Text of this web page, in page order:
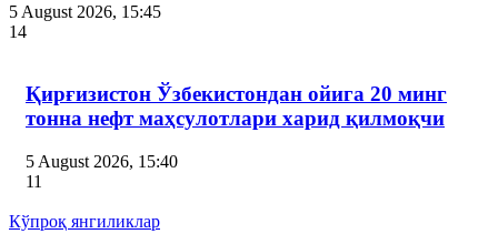
5 August 2026, 15:45
14
Қирғизистон Ўзбекистондан ойига 20 минг
тонна нефт маҳсулотлари харид қилмоқчи
5 August 2026, 15:40
11
Кўпроқ янгиликлар